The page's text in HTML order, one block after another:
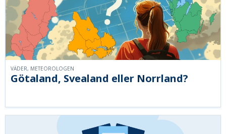
Götaland, Svealand eller Norrland?
VÄDER, METEOROLOGEN